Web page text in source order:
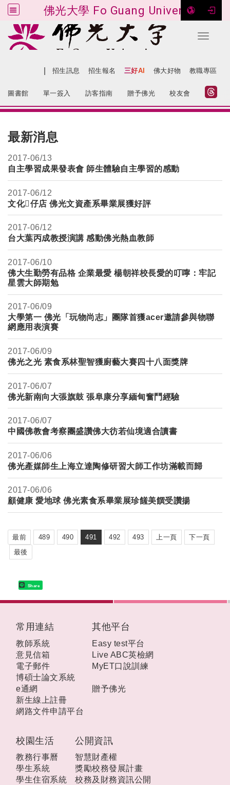
佛光大學 Fo Guang University
Toggle
跳到主要內容
招生訊息 招生報名 三好AI 佛大好物 教職專區
圖書館 單一簽入 訪客指南 贈予佛光 校友會
最新消息
2017-06/13
自主學習成果發表會 師生體驗自主學習的感動
2017-06/12
文化𥴊仔店 佛光文資產系畢業展獲好評
2017-06/12
台大葉丙成教授演講 感動佛光熱血教師
2017-06/10
佛大生勤勞有品格 企業最愛 楊朝祥校長愛的叮嚀：牢記
星雲大師期勉
2017-06/09
大學第一 佛光「玩物尚志」團隊首獲acer邀請參與物聯
網應用表演賽
2017-06/09
佛光之光 素食系林聖智獲廚藝大賽四十八面獎牌
2017-06/07
佛光新南向大張旗鼓 張阜康分享緬甸奮鬥經驗
2017-06/07
中國佛教會考察團盛讚佛大彷若仙境適合讀書
2017-06/06
佛光產媒師生上海立達陶修研習大師工作坊滿載而歸
2017-06/06
顧健康 愛地球 佛光素食系畢業展珍饈美饌受讚揚
最前 489 490 491 492 493 上一頁
下一頁
最後
Share
校園生活
教務行事曆
學生系統
學生住宿系統
公開資訊
智慧財產權
獎勵校務發展計畫
校務及財務資訊公開
常用連結
教師系統
意見信箱
電子郵件
博碩士論文系統
e通網
新生線上註冊
網路文件申請平台
其他平台
Easy test平台
Live ABC英檢網
MyET口說訓練
贈予佛光